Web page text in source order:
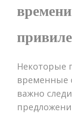
Некоторые
временные
важно